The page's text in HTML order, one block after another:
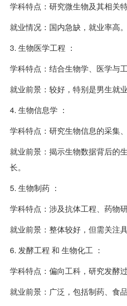
学科特点：研究微生物及其相关特
就业情况：国内急缺，就业率高。
3. 生物医学工程 ：
学科特点：结合生物学、医学与工
就业前景：较好，特别是男生就业
4. 生物信息学 ：
学科特点：研究生物信息的采集
就业前景：揭示生物数据背后的
长。
5. 生物制药 ：
学科特点：涉及抗体工程、药物研
就业前景：整体较好，但需关注
6. 发酵工程 和 生物化工 ：
学科特点：偏向工科，研究发酵
就业前景：广泛，包括制药、食品